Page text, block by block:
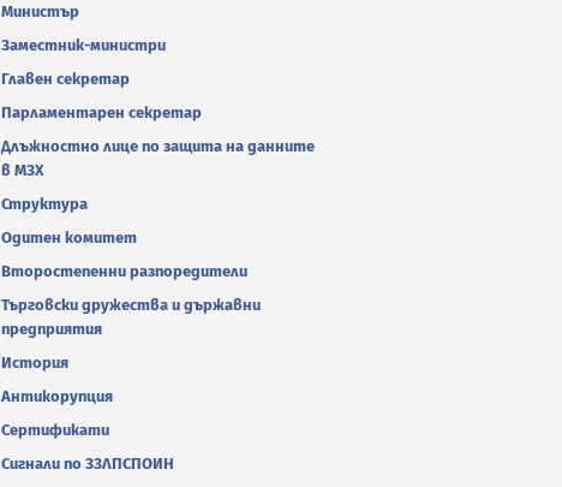
Министър
Заместник-министри
Главен секретар
Парламентарен секретар
Длъжностно лице по защита на данните
в МЗХ
Структура
Одитен комитет
Второстепенни разпоредители
Търговски дружества и държавни
предприятия
История
Антикорупция
Сертификати
Сигнали по ЗЗЛПСПОИН